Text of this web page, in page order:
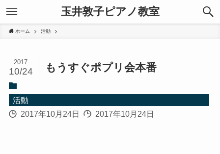
玉井敦子ピアノ教室
ホーム 活動
もうすぐポプリ会本番
2017
10/24
活動
2017年10月24日
2017年10月24日